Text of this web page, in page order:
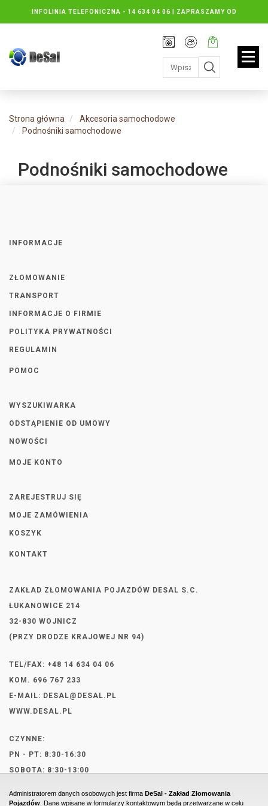
INFOLINIA TELEFONICZNA - 14 634 04 06 | ZAPRASZAMY OD
PONIEDZIAŁKU DO PIĄTKU : 8.30 DO 16.30, SOBOTY: 8.30 DO 13.00
Rejestracja
Moje
konto
Twój
koszyk:
jest
pusty
Strona główna
Akcesoria samochodowe
Podnośniki samochodowe
Podnośniki samochodowe
INFORMACJE
ZŁOMOWANIE
TRANSPORT
INFORMACJE O FIRMIE
POLITYKA PRYWATNOŚCI
REGULAMIN
POMOC
WYSZUKIWARKA
ODSTĄPIENIE OD UMOWY
NOWOŚCI
MOJE KONTO
ZAREJESTRUJ SIĘ
MOJE ZAMÓWIENIA
KOSZYK
KONTAKT
ZAKŁAD ZŁOMOWANIA POJAZDÓW DESAL S.C.
ŁUKANOWICE 214
32-830 WOJNICZ
(PRZY DRODZE KRAJOWEJ NR 94)
TEL/FAX: +48 14 634 04 06
KOM. 696 767 233
E-MAIL: DESAL@DESAL.PL
WWW.DESAL.PL
CZYNNE:
PN - PT: 8:30-16:30
SOBOTA: 8:30-13:00
Administratorem danych osobowych jest firma DeSal - Zakład Złomowania
Pojazdów . Dane wpisane w formularzy kontaktowym będą przetwarzane w celu